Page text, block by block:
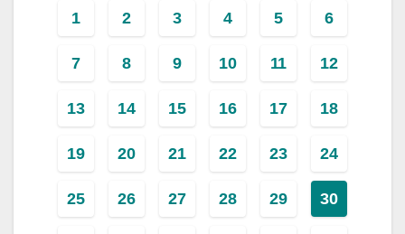
1 2 3 4 5 6
7 8 9 10 11 12
13 14 15 16 17 18
19 20 21 22 23 24
25 26 27 28 29 30